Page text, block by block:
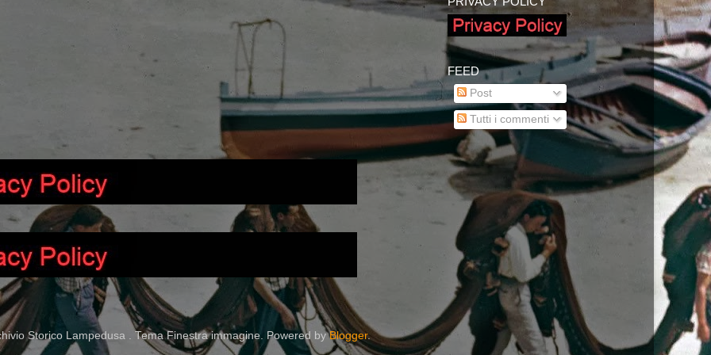
FEED
Post
Tutti i commenti
Storico Lampedusa . Tema Finestra immagine. Powered byBlogger.